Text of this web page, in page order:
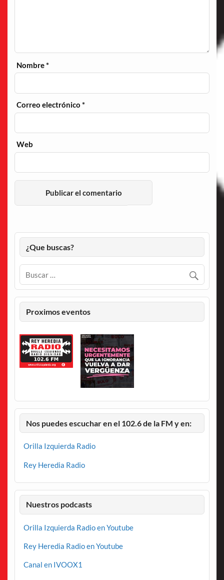
Nombre*
Correo electrónico*
Web
¿Que buscas?
Proximos eventos
Nos puedes escuchar en el 102.6 de la FM y en:
Orilla Izquierda Radio
Rey Heredia Radio
Nuestros podcasts
Orilla Izquierda Radio en Youtube
Rey Heredia Radio en Youtube
Canal en IVOOX1